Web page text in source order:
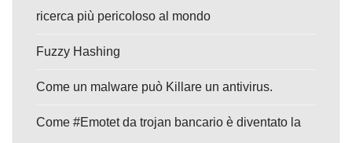
ricerca più pericoloso al mondo
Fuzzy Hashing
Come un malware può Killare un antivirus.
Come #Emotet da trojan bancario è diventato la